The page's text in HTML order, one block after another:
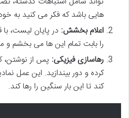
هایی باشد که فکر می کنید به
اعلام بخشش: در پایان لیست،
را بابت تمام این ها می بخشم
رهاسازی فیزیکی: پس از نوشتن،
کرده و دور بیندازید. این عمل
کند تا این بار سنگین را رها کند.